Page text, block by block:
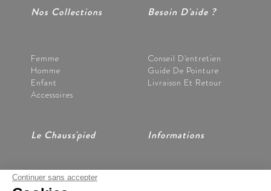
Nos Collections
Femme
Homme
Enfant
Accessoires
Besoin D'aide ?
Conseil D'entretien
Guide De Pointure
Livraison Et Retour
Le Chauss'pied
Nos Magasins
Informations
Continuer sans accepter